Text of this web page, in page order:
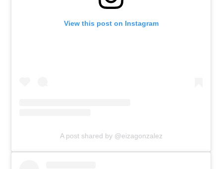
View this post on Instagram
A post shared by @eizagonzalez